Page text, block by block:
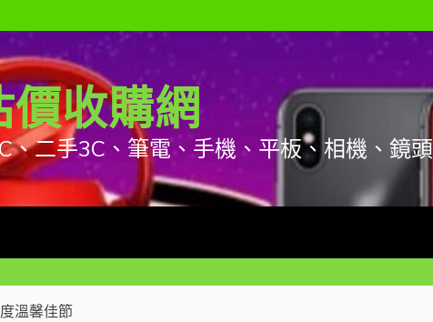
價收購網
二手3C、筆電、手機、平板、相機、鏡頭
溫馨佳節